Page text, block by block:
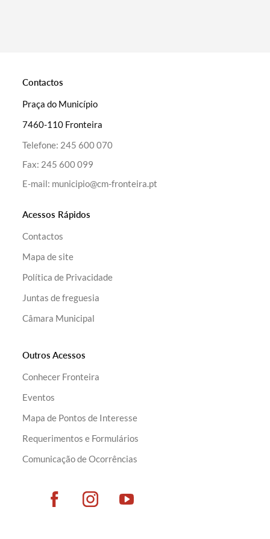
Filtros
Contactos
Praça do Município
7460-110 Fronteira
Telefone: 245 600 070
Fax: 245 600 099
E-mail: municipio@cm-fronteira.pt
Acessos Rápidos
Contactos
Mapa de site
Política de Privacidade
Juntas de freguesia
Câmara Municipal
Outros Acessos
Conhecer Fronteira
Eventos
Mapa de Pontos de Interesse
Requerimentos e Formulários
Comunicação de Ocorrências